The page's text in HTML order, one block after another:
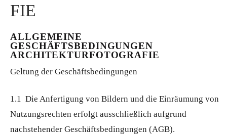
FIE
ALLGEMEINE
GESCHÄFTSBEDINGUNGEN
ARCHITEKTURFOTOGRAFIE
Geltung der Geschäftsbedingungen
1.1 Die Anfertigung von Bildern und die Einräumung von
Nutzungsrechten erfolgt ausschließlich aufgrund
nachstehender Geschäftsbedingungen (AGB).